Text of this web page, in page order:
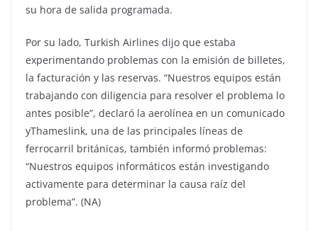
su hora de salida programada.
Por su lado, Turkish Airlines dijo que estaba
experimentando problemas con la emisión de billetes,
la facturación y las reservas. “Nuestros equipos están
trabajando con diligencia para resolver el problema lo
antes posible”, declaró la aerolínea en un comunicado
yThameslink, una de las principales líneas de
ferrocarril británicas, también informó problemas:
“Nuestros equipos informáticos están investigando
activamente para determinar la causa raíz del
problema”. (NA)